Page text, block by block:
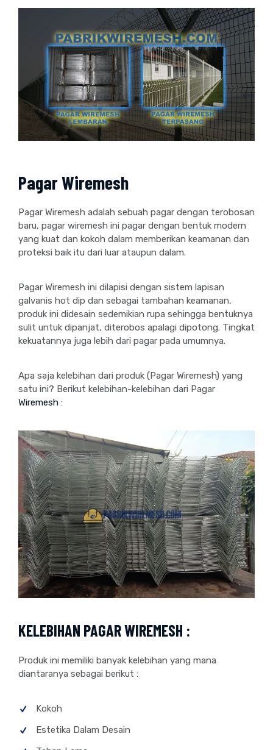
Pagar Wiremesh
Pagar Wiremesh adalah sebuah pagar dengan terobosan
baru, pagar wiremesh ini pagar dengan bentuk modern
yang kuat dan kokoh dalam memberikan keamanan dan
proteksi baik itu dari luar ataupun dalam.
Pagar Wiremesh ini dilapisi dengan sistem lapisan
galvanis hot dip dan sebagai tambahan keamanan,
produk ini didesain sedemikian rupa sehingga bentuknya
sulit untuk dipanjat, diterobos apalagi dipotong. Tingkat
kekuatannya juga lebih dari pagar pada umumnya.
Apa saja kelebihan dari produk (Pagar Wiremesh) yang
satu ini? Berikut kelebihan-kelebihan dari Pagar
Wiremesh :
KELEBIHAN PAGAR WIREMESH :
Produk ini memiliki banyak kelebihan yang mana
diantaranya sebagai berikut :
Kokoh
Estetika Dalam Desain